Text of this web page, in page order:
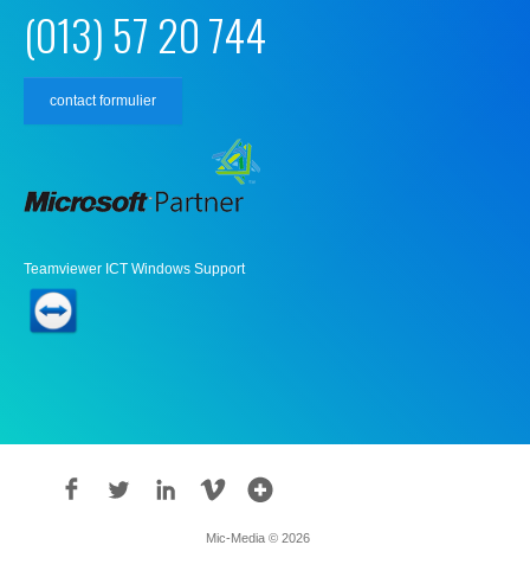
(013) 57 20 744
contact formulier
Teamviewer ICT Windows Support
Mic-Media © 2026